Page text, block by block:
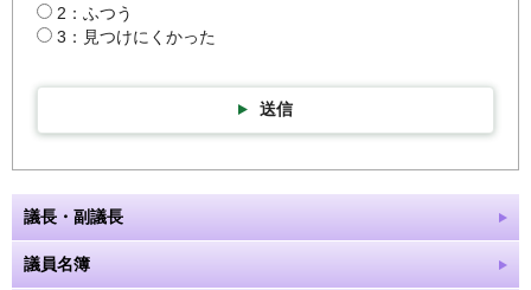
2：ふつう
3：見つけにくかった
送信
議長・副議長
議員名簿